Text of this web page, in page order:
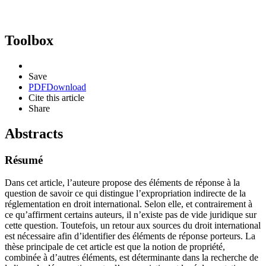
Toolbox
Save
PDFDownload
Cite this article
Share
Abstracts
Résumé
Dans cet article, l’auteure propose des éléments de réponse à la
question de savoir ce qui distingue l’expropriation indirecte de la
réglementation en droit international. Selon elle, et contrairement à
ce qu’affirment certains auteurs, il n’existe pas de vide juridique sur
cette question. Toutefois, un retour aux sources du droit international
est nécessaire afin d’identifier des éléments de réponse porteurs. La
thèse principale de cet article est que la notion de propriété,
combinée à d’autres éléments, est déterminante dans la recherche de